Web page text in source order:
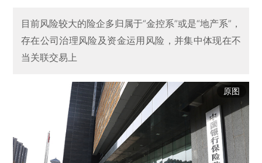
目前风险较大的险企多归属于“金控系”或是“地产系”，
存在公司治理风险及资金运用风险，并集中体现在不
当关联交易上
原图